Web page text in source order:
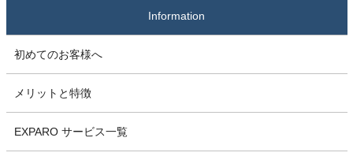
Information
初めてのお客様へ
メリットと特徴
EXPARO サービス一覧